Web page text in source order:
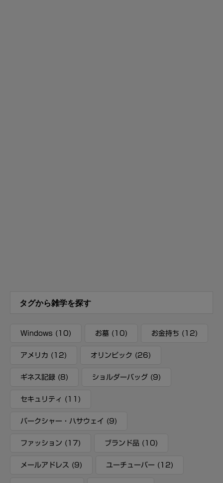
タグから雑学を探す
Windows (10) お墓 (10) お金持ち (12)
アメリカ (12) オリンピック (26)
ギネス記録 (8) ショルダーバッグ (9)
セキュリティ (11)
バークシャー・ハサウェイ (9)
ファッション (17) ブランド品 (10)
メールアドレス (9) ユーチューバー (12)